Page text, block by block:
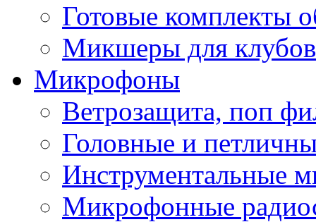
Готовые комплекты
Микшеры для клубов
Микрофоны
Ветрозащита, поп
Головные и
Инструментальные
Микрофонные